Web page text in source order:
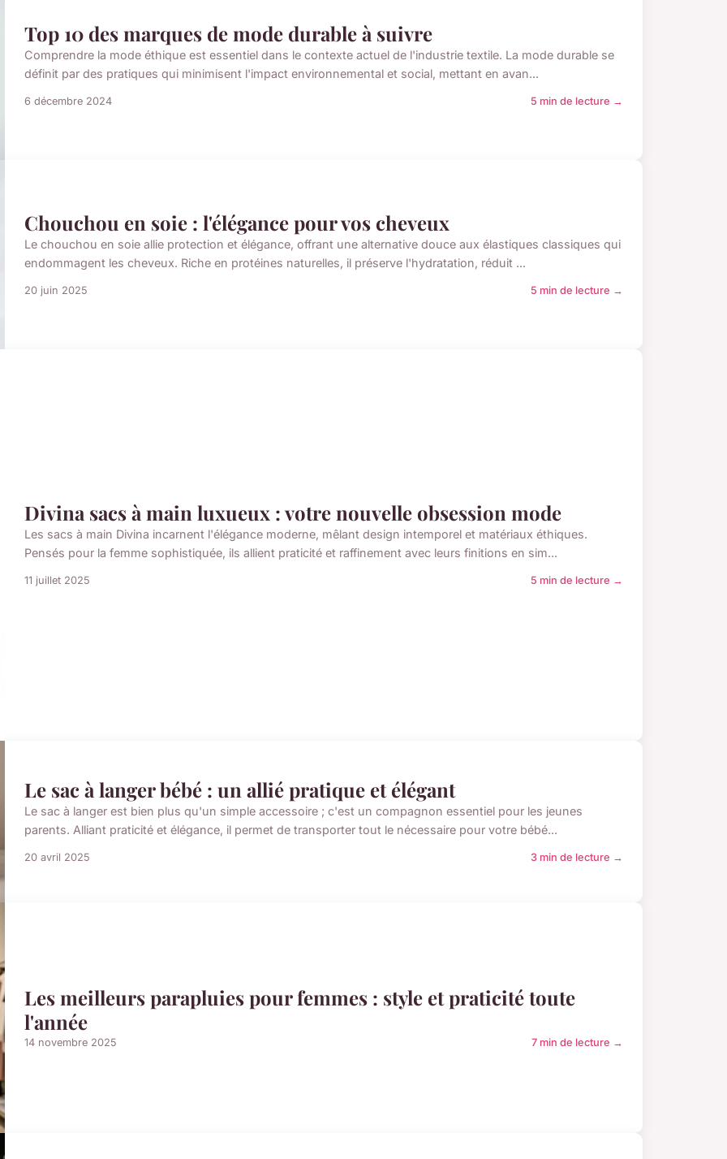
Top 10 des marques de mode durable à suivre
Comprendre la mode éthique est essentiel dans le contexte actuel de l'industrie textile. La mode durable se
définit par des pratiques qui minimisent l'impact environnemental et social, mettant en avan...
6 décembre 2024 5 min de lecture →
Chouchou en soie : l'élégance pour vos cheveux
Le chouchou en soie allie protection et élégance, offrant une alternative douce aux élastiques classiques qui
endommagent les cheveux. Riche en protéines naturelles, il préserve l'hydratation, réduit ...
20 juin 2025 5 min de lecture →
Divina sacs à main luxueux : votre nouvelle obsession mode
Les sacs à main Divina incarnent l'élégance moderne, mêlant design intemporel et matériaux éthiques.
Pensés pour la femme sophistiquée, ils allient praticité et raffinement avec leurs finitions en sim...
11 juillet 2025 5 min de lecture →
Le sac à langer bébé : un allié pratique et élégant
Le sac à langer est bien plus qu'un simple accessoire ; c'est un compagnon essentiel pour les jeunes
parents. Alliant praticité et élégance, il permet de transporter tout le nécessaire pour votre bébé...
20 avril 2025 3 min de lecture →
Les meilleurs parapluies pour femmes : style et praticité toute
l'année
14 novembre 2025 7 min de lecture →